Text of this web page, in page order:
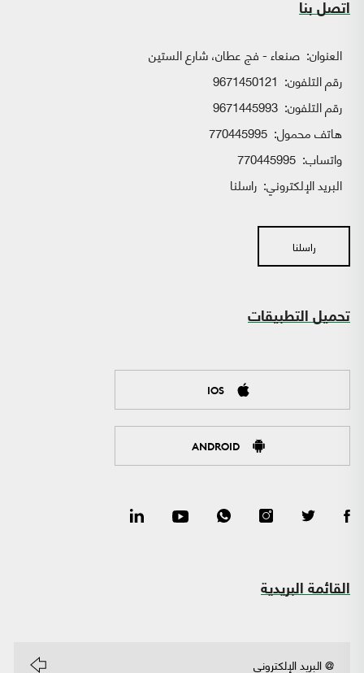
اتصل بنا
العنوان: صنعاء - فج عطان، شارع الستين
رقم التلفون: 9671450121
رقم التلفون: 9671445993
هاتف محمول: 770445995
واتساب:
البريد الإلكتروني: راسلنا
راسلنا
تحميل التطبيقات
IOS
ANDROID
القائمة البريدية